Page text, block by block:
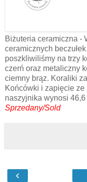
Biżuteria ceramiczna -
ceramicznych
poszkliwiliśmy na trzy
czerń oraz metaliczny
ciemny brąz. Koraliki
Końcówki i zapięcie ze
naszyjnika wynosi 46,6
Sprzedany/Sold
‹